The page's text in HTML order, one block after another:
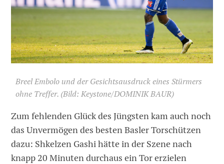
Breel Embolo und der Gesichtsausdruck eines Stürmers
ohne Treffer. (Bild: Keystone/DOMINIK BAUR)
Zum fehlenden Glück des Jüngsten kam auch noch
das Unvermögen des besten Basler Torschützen
dazu: Shkelzen Gashi hätte in der Szene nach
knapp 20 Minuten durchaus ein Tor erzielen